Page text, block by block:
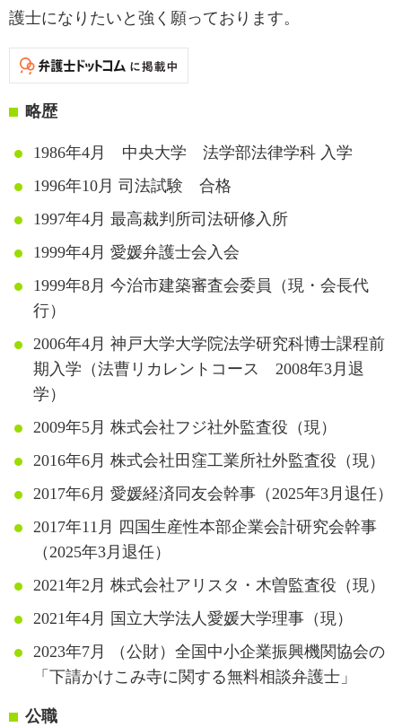
護士になりたいと強く願っております。
略歴
1986年4月 中央大学 法学部法律学科 入学
1996年10月 司法試験 合格
1997年4月 最高裁判所司法研修入所
1999年4月 愛媛弁護士会入会
1999年8月 今治市建築審査会委員（現・会長代
行）
2006年4月 神戸大学大学院法学研究科博士課程前
期入学（法曹リカレントコース 2008年3月退
学）
2009年5月 株式会社フジ社外監査役（現）
2016年6月 株式会社田窪工業所社外監査役（現）
2017年6月 愛媛経済同友会幹事（2025年3月退任）
2017年11月 四国生産性本部企業会計研究会幹事
（2025年3月退任）
2021年2月 株式会社アリスタ・木曽監査役（現）
2021年4月 国立大学法人愛媛大学理事（現）
2023年7月 （公財）全国中小企業振興機関協会の
「下請かけこみ寺に関する無料相談弁護士」
公職